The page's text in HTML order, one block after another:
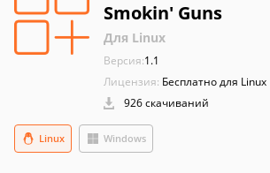
Smokin' Guns
Для Linux
Версия:1.1
Лицензия: Бесплатно для Linux
926 скачиваний
Windows
Linux